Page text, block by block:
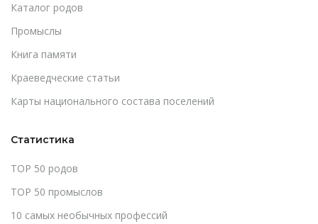
Каталог родов
Промыслы
Книга памяти
Краеведческие статьи
Карты национального состава поселений
Статистика
TOP 50 родов
TOP 50 промыслов
10 самых необычных профессий